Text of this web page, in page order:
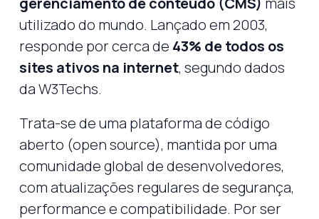
utilizado do mundo. Lançado em 2003,
responde por cerca de 43% de todos os
sites ativos na internet, segundo dados
da W3Techs.
Trata-se de uma plataforma de código
aberto (open source), mantida por uma
comunidade global de desenvolvedores,
com atualizações regulares de segurança,
performance e compatibilidade. Por ser